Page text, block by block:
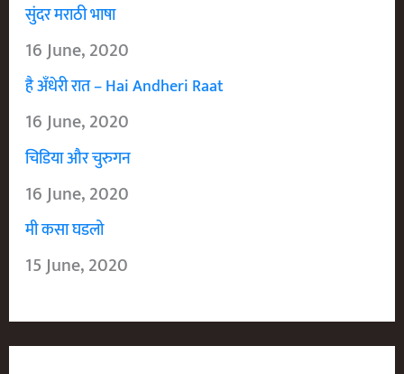
सुंदर मराठी भाषा
16 June, 2020
है अँधेरी रात – Hai Andheri Raat
16 June, 2020
चिडिया और चुरुगन
16 June, 2020
मी कसा घडलो
15 June, 2020